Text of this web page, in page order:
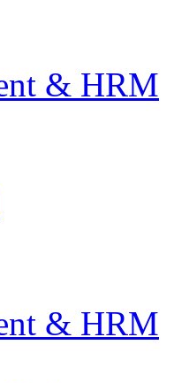
& HRM
& HRM